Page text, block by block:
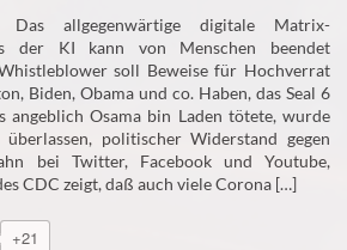
Das allgegenwärtige digitale Matrix-
der KI kann von Menschen beendet
soll Beweise für Hochverrat
Biden, Obama und co. Haben, das Seal 6
angeblich Osama bin Laden tötete, wurde
überlassen, politischer Widerstand gegen
bei Twitter, Facebook und Youtube,
CDC zeigt, daß auch viele Corona […]
+21